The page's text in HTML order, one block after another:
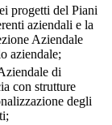
progetti del Piani
aziendali e la
Aziendale
aziendale;
di
con strutture
degli